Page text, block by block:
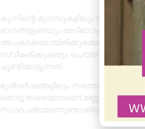
കുന്നിന്റെ മുനമ്പുകളിലും വലിയ
ഭാഗങ്ങളുടെയും അടിഭാഗം
അപകടകരമായിരിക്കുകയാണ്.
സ്വീകരിക്കുകയും
ചൂണ്ടിക്കാട്ടുന്നത്.
മുൻവർഷങ്ങളിലും സമാന രീതിയിൽ
തൊട്ടുതാഴെയായാണ്
സാഹചര്യമാണുണ്ടാക്കിയിരിക്കുന്നത്.